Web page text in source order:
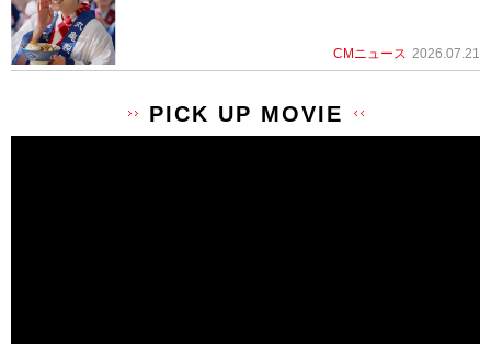
CMニュース 2026.07.21
PICK UP MOVIE